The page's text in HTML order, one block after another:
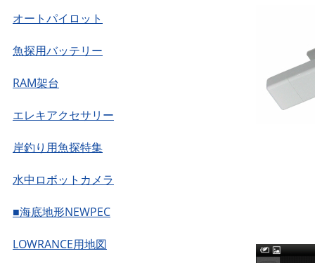
オートパイロット
魚探用バッテリー
RAM架台
エレキアクセサリー
岸釣り用魚探特集
水中ロボットカメラ
■海底地形NEWPEC
LOWRANCE用地図